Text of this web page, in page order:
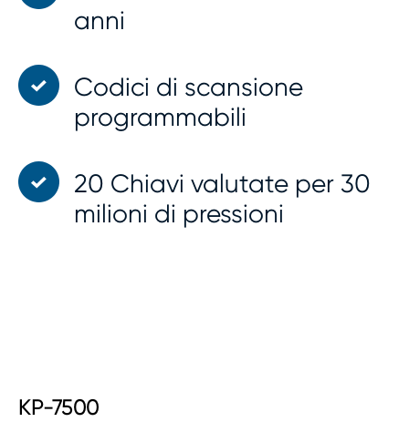
anni
Codici di scansione
programmabili
20 Chiavi valutate per 30
milioni di pressioni
KP-7500